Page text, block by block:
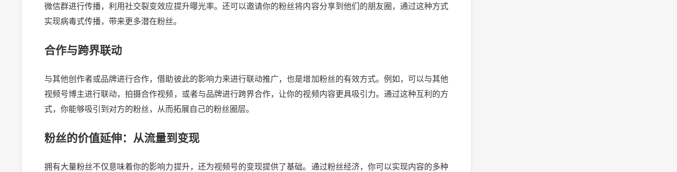
微信群进行传播，利用社交裂变效应提升曝光率。还可以邀请你的粉丝将内容分享到他们的朋友圈，通过这种方式
实现病毒式传播，带来更多潜在粉丝。
合作与跨界联动
与其他创作者或品牌进行合作，借助彼此的影响力来进行联动推广，也是增加粉丝的有效方式。例如，可以与其他
视频号博主进行联动，拍摄合作视频，或者与品牌进行跨界合作，让你的视频内容更具吸引力。通过这种互利的方
式，你能够吸引到对方的粉丝，从而拓展自己的粉丝圈层。
粉丝的价值延伸：从流量到变现
拥有大量粉丝不仅意味着你的影响力提升，还为视频号的变现提供了基础。通过粉丝经济，你可以实现内容的多种